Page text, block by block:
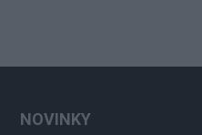
NOVINKY